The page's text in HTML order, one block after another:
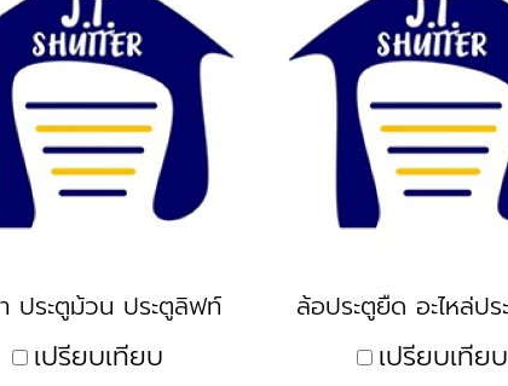
ประตูม้วน ประตูลิฟท์
เปรียบเทียบ เปรียบเทียบ